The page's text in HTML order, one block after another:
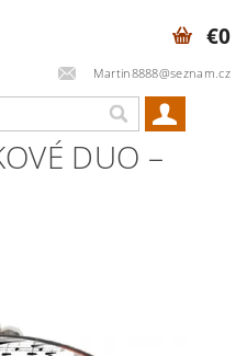
Martin8888@seznam.cz
€0
DUO –